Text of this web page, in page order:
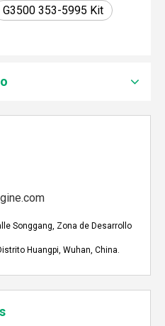
G3500 353-5995 Kit
Songgang, Zona de Desarrollo
Huangpi, Wuhan, China.
Weyeah poder todo el